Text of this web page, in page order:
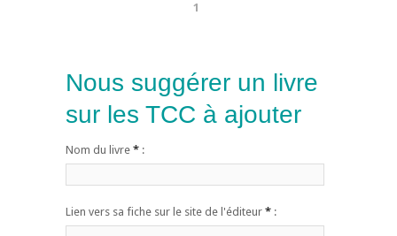
1
Nous suggérer un livre
sur les TCC à ajouter
Nom du livre * :
Lien vers sa fiche sur le site de l'éditeur * :